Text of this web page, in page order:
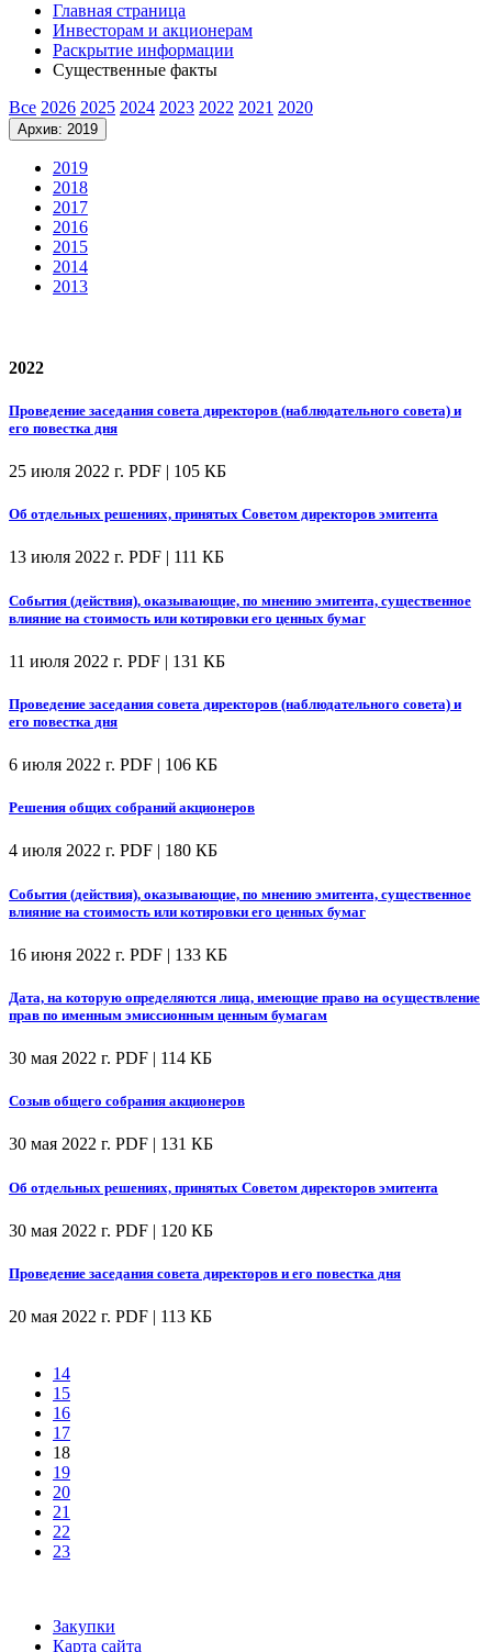
Главная страница
Инвесторам и акционерам
Раскрытие информации
Существенные факты
Все 2026 2025 2024 2023 2022 2021 2020
Архив: 2019
2019
2018
2017
2016
2015
2014
2013
2022
Проведение заседания совета директоров (наблюдательного совета) и
его повестка дня
25 июля 2022 г. PDF | 105 КБ
Об отдельных решениях, принятых Советом директоров эмитента
13 июля 2022 г. PDF | 111 КБ
События (действия), оказывающие, по мнению эмитента, существенное
влияние на стоимость или котировки его ценных бумаг
11 июля 2022 г. PDF | 131 КБ
Проведение заседания совета директоров (наблюдательного совета) и
его повестка дня
6 июля 2022 г. PDF | 106 КБ
Решения общих собраний акционеров
4 июля 2022 г. PDF | 180 КБ
События (действия), оказывающие, по мнению эмитента, существенное
влияние на стоимость или котировки его ценных бумаг
16 июня 2022 г. PDF | 133 КБ
Дата, на которую определяются лица, имеющие право на осуществление
прав по именным эмиссионным ценным бумагам
30 мая 2022 г. PDF | 114 КБ
Созыв общего собрания акционеров
30 мая 2022 г. PDF | 131 КБ
Об отдельных решениях, принятых Советом директоров эмитента
30 мая 2022 г. PDF | 120 КБ
Проведение заседания совета директоров и его повестка дня
20 мая 2022 г. PDF | 113 КБ
14
15
16
17
18
19
20
21
22
23
Закупки
Карта сайта